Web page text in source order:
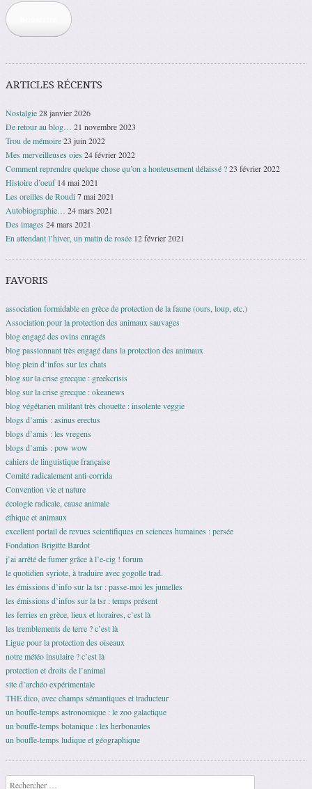
mail
ARTICLES RÉCENTS
Nostalgie28 janvier 2026
De retour au blog… 21 novembre 2023
Trou de mémoire23 juin 2022
Mes merveilleuses oies24 février 2022
Comment reprendre quelque chose qu’on a honteusement délaissé ?23 février 2022
Histoire d’oeuf 14 mai 2021
Les oreilles de Roudi7 mai 2021
Autobiographie… 24 mars 2021
Des images 24 mars 2021
En attendant l’hiver, un matin de rosée 12 février 2021
FAVORIS
association formidable en grèce de protection de la faune (ours, loup, etc.)
Association pour la protection des animaux sauvages
blog engagé des ovins enragés
blog passionnant très engagé dans la protection des animaux
blog plein d’infos sur les chats
blog sur la crise grecque : greekcrisis
blog sur la crise grecque : okeanews
blog végétarien militant très chouette : insolente veggie
blogs d’amis : asinus erectus
blogs d’amis : les vregens
blogs d’amis : pow wow
cahiers de linguistique française
Comité radicalement anti-corrida
Convention vie et nature
écologie radicale, cause animale
éthique et animaux
excellent portail de revues scientifiques en sciences humaines : persée
Fondation Brigitte Bardot
j’ai arrêté de fumer grâce à l’e-cig ! forum
le quotidien syriote, à traduire avec gogolle trad.
les émissions d’info sur la tsr : passe-moi les jumelles
les émissions d’infos sur la tsr : temps présent
les ferries en grèce, lieux et horaires, c’est là
les tremblements de terre ? c’est là
Ligue pour la protection des oiseaux
notre météo insulaire ? c’est là
protection et droits de l’animal
site d’archéo expérimentale
THE dico, avec champs sémantiques et traducteur
un bouffe-temps astronomique : le zoo galactique
un bouffe-temps botanique : les herbonautes
un bouffe-temps ludique et géographique
Recherche